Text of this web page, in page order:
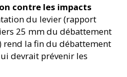
contre les impacts
du levier (rapport
25 mm du débattement
rend la fin du débattement
devrait prévenir les